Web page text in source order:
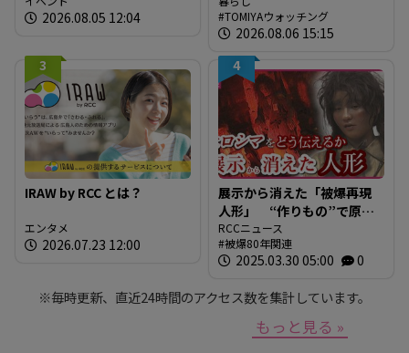
材しよう！
2026.08.05 12:04
約1世紀も宝飾・時計業界で
生き抜いてこられたの
か？」
TOMIYAウォッチング
2026.08.06 15:15
3
IRAW by RCC とは？
エンタメ
2026.07.23 12:00
4
展示から消えた「被爆再現
人形」 “作りもの”で原爆
を伝えるとは 現代アート
作家が調査研究 人形の持
つ “力” と “危うさ”
RCCニュース
被爆80年関連
2025.03.30 05:00 0
※毎時更新、直近24時間のアクセス数を集計しています。
もっと見る »